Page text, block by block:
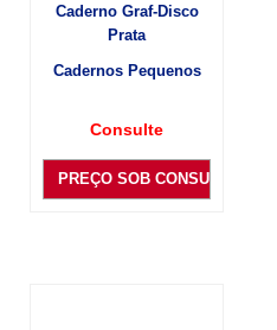
Caderno Graf-Disco
Prata
Cadernos Pequenos
Consulte
PREÇO SOB CONSULTA